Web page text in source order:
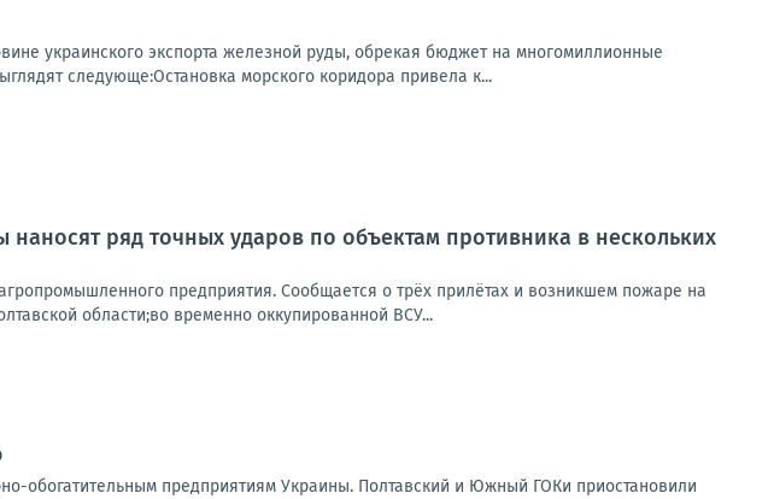
украинского экспорта железной руды, обрекая бюджет на многомиллионные
следующе:Остановка морского коридора привела к...
ряд точных ударов по объектам противника в нескольких
предприятия. Сообщается о трёх прилётах и возникшем пожаре на
области;во временно оккупированной ВСУ...
обогатительным предприятиям Украины. Полтавский и Южный ГОКи приостановили